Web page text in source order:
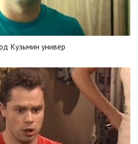
Кузьмин универ